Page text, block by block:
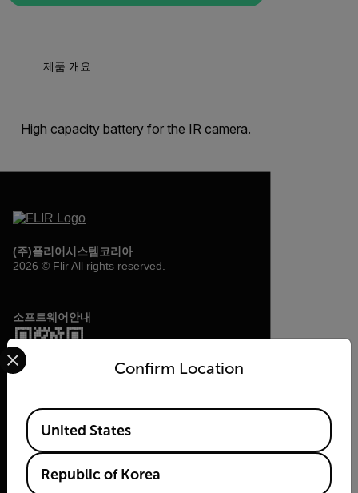
제품 개요
High capacity battery for the IR camera.
(주)플리어시스템코리아
2026 © Flir All rights reserved.
소프트웨어안내
Confirm Location
Select your preferred country and language from the
Available Locations
United States
Republic of Korea